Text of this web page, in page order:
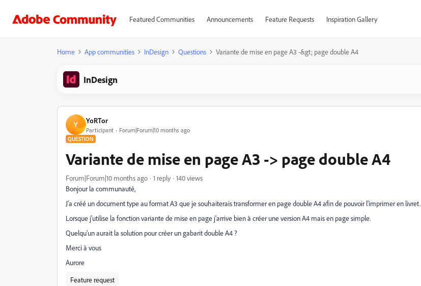
Featured Communities Announcements Feature Requests Inspiration Gallery
Home App communities InDesign Questions Variante de mise en page A3 -&gt; page double A4
InDesign
Y YoRTor
Participant Forum|Forum|10 months ago
QUESTION
Variante de mise en page A3 -> page double A4
Forum|Forum|10 months ago 1 reply
140 views
Bonjour la communauté,
J'a créé un document type au format A3 que je souhaiterais transformer en page double A4 afin de pouvoir l'imprimer en livret.
Lorsque j'utilise la fonction variante de mise en page j'arrive bien à créer une version A4 mais en page simple.
Quelqu'un aurait la solution pour créer un gabarit double A4 ?
Merci à vous
Aurore
Feature request